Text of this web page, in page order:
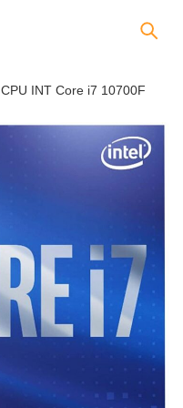
CPU INT Core i7 10700F